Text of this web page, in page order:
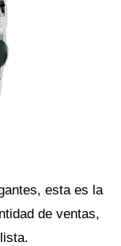
esta es la
de ventas,